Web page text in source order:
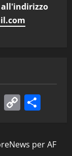
Threads
Copy
per AF